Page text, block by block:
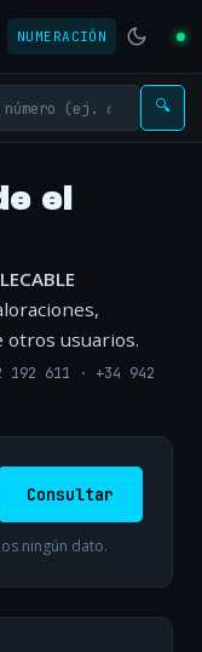
NUMERACIÓN
🔍
el
otros usuarios.
192 611 · +34 942
Consultar
ningún dato.